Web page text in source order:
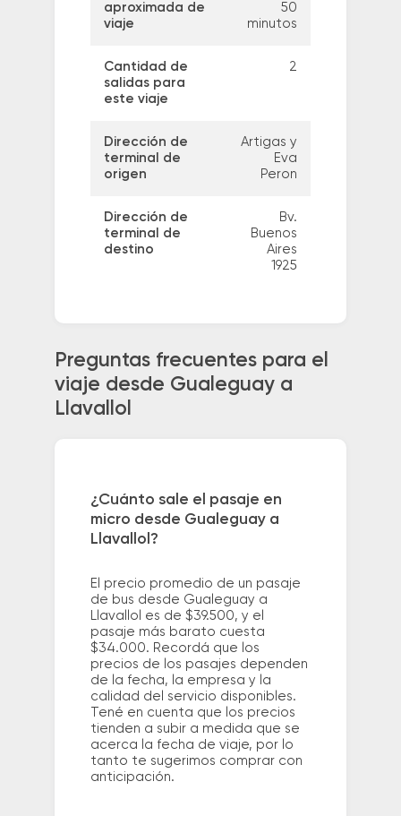
aproximada de
viaje
50
minutos
Cantidad de
salidas para
este viaje
2
Dirección de
terminal de
origen
Artigas y
Eva
Peron
Dirección de
terminal de
destino
Bv.
Buenos
Aires
1925
Preguntas frecuentes para el
viaje desde Gualeguay a
Llavallol
¿Cuánto sale el pasaje en
micro desde Gualeguay a
Llavallol?
El precio promedio de un pasaje
de bus desde Gualeguay a
Llavallol es de $39.500, y el
pasaje más barato cuesta
$34.000. Recordá que los
precios de los pasajes dependen
de la fecha, la empresa y la
calidad del servicio disponibles.
Tené en cuenta que los precios
tienden a subir a medida que se
acerca la fecha de viaje, por lo
tanto te sugerimos comprar con
anticipación.